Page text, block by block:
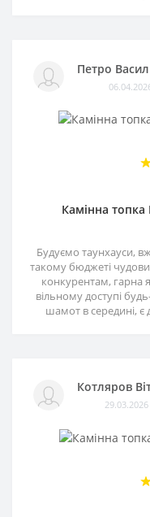
Петро
Камінна топка
Будуємо таунхауси,
такому бюджеті
конкурентам, гарна
вільному доступі
шамот в середині,
Котляров
29.03.2026